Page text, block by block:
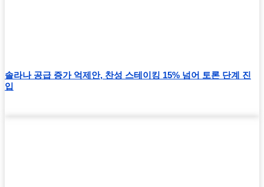
솔라나 공급 증가 억제안, 찬성 스테이킹 15% 넘어 토론 단계 진
입